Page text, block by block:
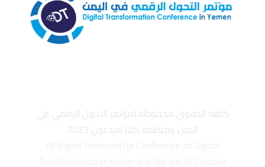
كافة الحقوق محفوظة لمؤتمر التحول الرقمي في
اليمن ومنظمة كلنا مبدعون 2023